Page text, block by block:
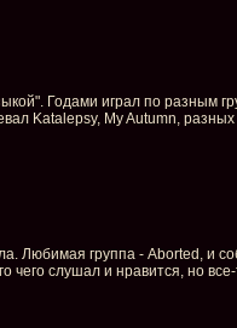
Годами играл по разным
Katalepsy, My Autumn,
группа - Aborted, и
слушал и нравится, но